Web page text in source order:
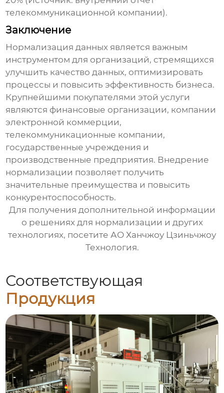
телекоммуникационной компании).
Заключение
Нормализация данных является важным
инструментом для организаций, стремящихся
улучшить качество данных, оптимизировать
процессы и повысить эффективность бизнеса.
Крупнейшими покупателями этой услуги
являются финансовые организации, компании
электронной коммерции,
телекоммуникационные компании,
государственные учреждения и
производственные предприятия. Внедрение
нормализации позволяет получить
значительные преимущества и повысить
конкурентоспособность.
Для получения дополнительной информации
о решениях для нормализации и других
технологиях, посетите АО Ханчжоу Цзиньчжоу
Технология.
Соответствующая
Продукция